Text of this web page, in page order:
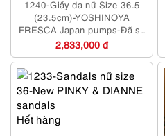
1240-Giầy da nữ Size 36.5
(23.5cm)-YOSHINOYA
FRESCA Japan pumps-Đã sử
dụng/Khá mới
2,833,000 đ
Hết hàng